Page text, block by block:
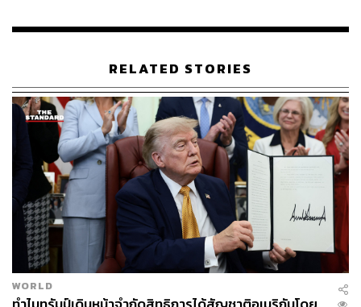
สตาร์เมอร์ ในการได้เข้าไปทำเนียบขาวและรับฟังความเห็น
จากประธานาธิบดีทรัมป์
อย่างไรก็ตาม ท่าทีของสตาร์เมอร์ ยังไม่แน่ว่าจะช่วยให้เขา
สามารถแสดงความคิดเห็นเกี่ยวกับประเด็นความมั่นคงของ
ยูเครนและยุโรปได้มากขึ้นหรือไม่ อีกทั้งยังไม่แน่ว่าทรัมป์ จะ
ยินยอมให้ยูเครนและยุโรปได้มีที่นั่งในโต๊ะเจรจารอบต่อไป
หรือเปิดใจมากขึ้นกับแนวคิดที่ว่า สหรัฐฯ ควรมีบทบาทใน
การรับประกันความมั่นคงของยูเครนหลังยุติสงคราม
ทั้งนี้ นักวิเคราะห์มองว่า สตาร์เมอร์สามารถชี้ให้ทรัมป์เห็น
ได้ว่า สหราชอาณาจักรกำลังแสดงความเป็นผู้นำในเรื่องนี้
และชี้ทางให้พันธมิตรยุโรปอื่นๆ ปฏิบัติตาม ขณะเดียวกันยัง
RELATED STORIES
WORLD